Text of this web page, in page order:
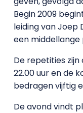
Begin 2009
leiding van Joep
een middellange
De repetities zijn
22.00 uur en de
bedragen vijftig
De avond vindt